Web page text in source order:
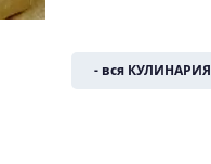
- вся КУЛИНАРИЯ